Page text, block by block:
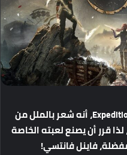
،أنهشعربالمللمن
لذاقررأنيصنعلعبتهالخاصة
فاينلفانتسي!